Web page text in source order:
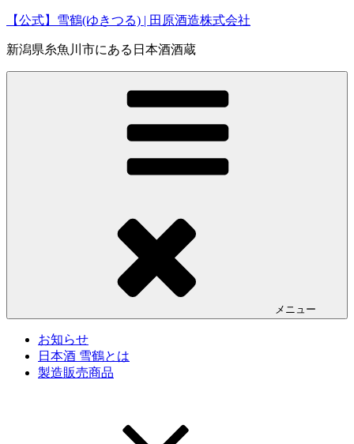
コ
テ
ン
【公式】雪鶴(ゆきつる) | 田原酒造株式会社
新潟県糸魚川市にある日本酒酒蔵
メニュー
お知らせ
日本酒 雪鶴とは
製造販売商品